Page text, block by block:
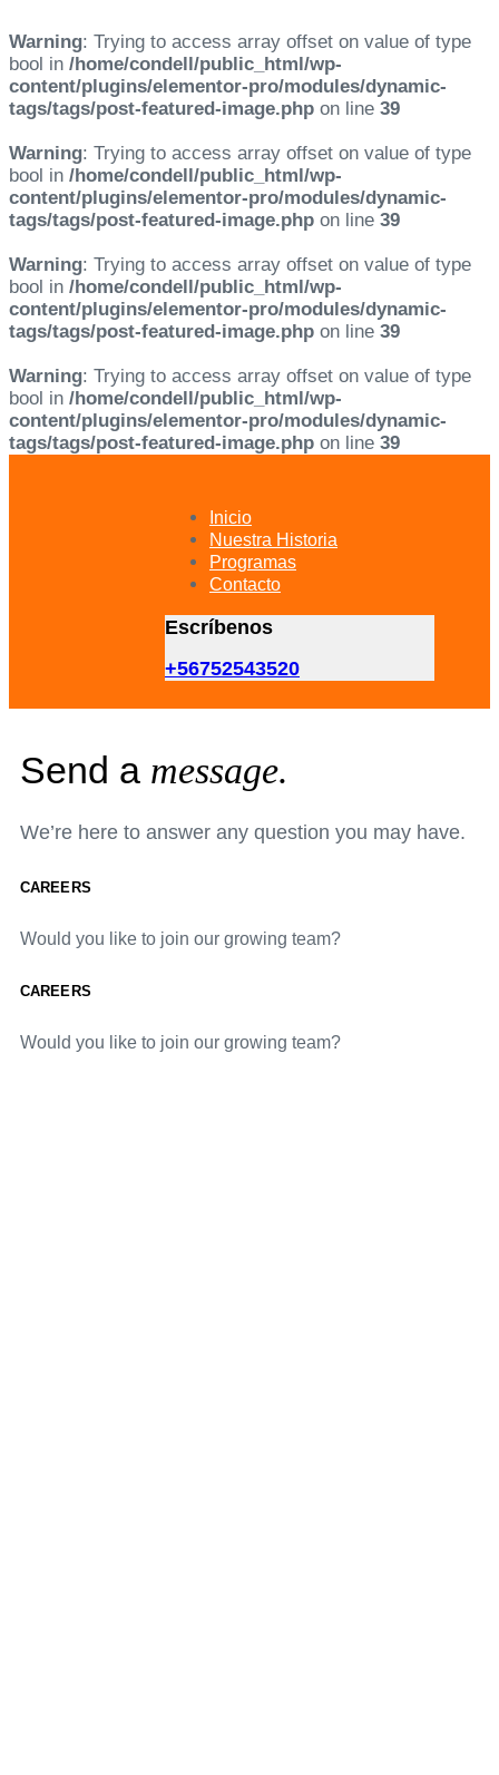
Warning: Trying to access array offset on value of type
bool in /home/condell/public_html/wp-
content/plugins/elementor-pro/modules/dynamic-
tags/tags/post-featured-image.php on line 39
Warning: Trying to access array offset on value of type
bool in /home/condell/public_html/wp-
content/plugins/elementor-pro/modules/dynamic-
tags/tags/post-featured-image.php on line 39
Warning: Trying to access array offset on value of type
bool in /home/condell/public_html/wp-
content/plugins/elementor-pro/modules/dynamic-
tags/tags/post-featured-image.php on line 39
Warning: Trying to access array offset on value of type
bool in /home/condell/public_html/wp-
content/plugins/elementor-pro/modules/dynamic-
tags/tags/post-featured-image.php on line 39
Inicio
Nuestra Historia
Programas
Contacto
Escríbenos
+56752543520
Send a message.
We’re here to answer any question you may have.
CAREERS
Would you like to join our growing team?
CAREERS
Would you like to join our growing team?